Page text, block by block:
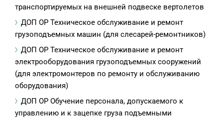
транспортируемых на внешней подвеске вертолетов
ДОП ОР Техническое обслуживание и ремонт
грузоподъемных машин (для слесарей-ремонтников)
ДОП ОР Техническое обслуживание и ремонт
электрооборудования грузоподъемных сооружений
(для электромонтеров по ремонту и обслуживанию
оборудования)
ДОП ОР Обучение персонала, допускаемого к
управлению и к зацепке груза подъемными